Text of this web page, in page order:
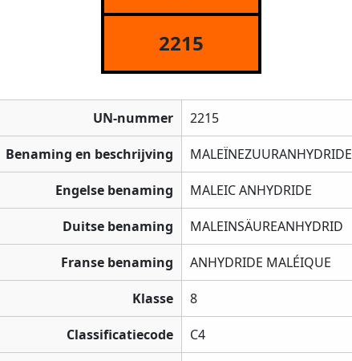
2215
UN-nummer 2215
Benaming en beschrijving MALEÏNEZUURANHYDRIDE
Engelse benaming MALEIC ANHYDRIDE
Duitse benaming MALEINSÄUREANHYDRID
Franse benaming ANHYDRIDE MALÉIQUE
Klasse 8
Classificatiecode C4